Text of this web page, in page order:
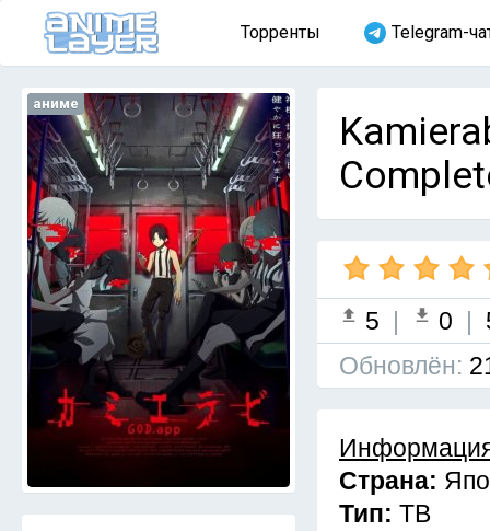
Торренты Telegram-
аниме
5 | 0 |
Обновлён:
Страна:
Тип: ТВ